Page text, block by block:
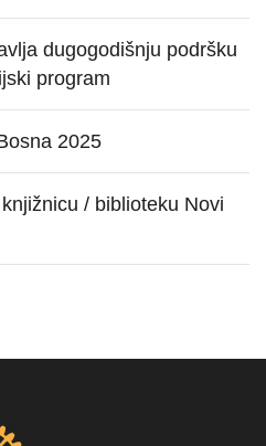
dugogodišnju podršku
program
2025
/ biblioteku Novi